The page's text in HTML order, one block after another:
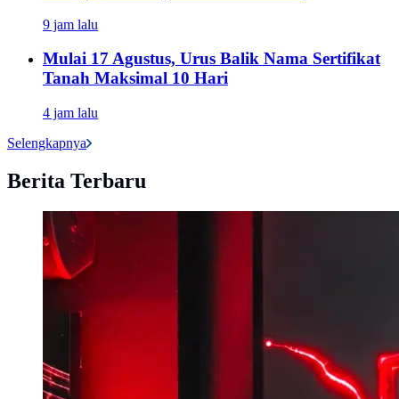
9 jam lalu
Mulai 17 Agustus, Urus Balik Nama Sertifikat
Tanah Maksimal 10 Hari
4 jam lalu
Selengkapnya
Berita Terbaru